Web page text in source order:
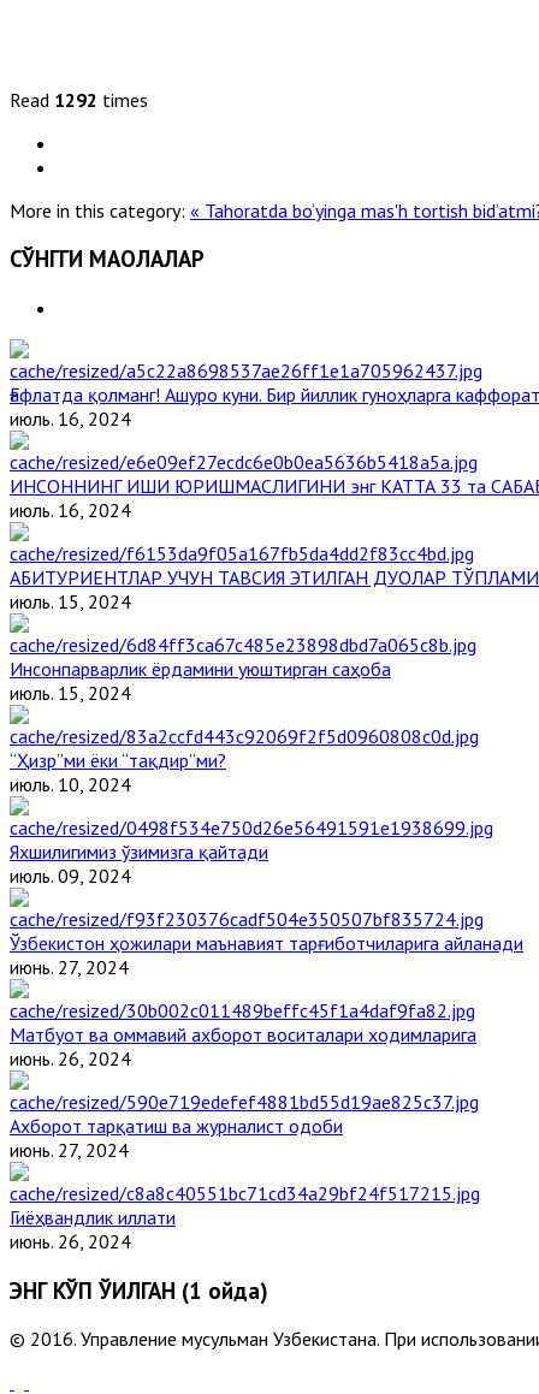
Read 1292 times
More in this category: « Tahoratda bo‘yinga mas'h tortish
СЎНГГИ МАҚОЛАЛАР
Ғафлатда қолманг! Ашуро куни. Бир йиллик гуноҳларга
июль. 16, 2024
ИНСОННИНГ ИШИ ЮРИШМАСЛИГИНИ энг КАТТА 33 та
июль. 16, 2024
АБИТУРИЕНТЛАР УЧУН ТАВСИЯ ЭТИЛГАН ДУОЛАР ТЎПЛАМИ
июль. 15, 2024
Инсонпарварлик ёрдамини уюштирган саҳоба
июль. 15, 2024
“Ҳизр”ми ёки “тақдир”ми?
июль. 10, 2024
Яхшилигимиз ўзимизга қайтади
июль. 09, 2024
Ўзбекистон ҳожилари маънавият тарғиботчиларига айланади
июнь. 27, 2024
Матбуот ва оммавий ахборот воситалари ходимларига
июнь. 26, 2024
Ахборот тарқатиш ва журналист одоби
июнь. 27, 2024
Гиёҳвандлик иллати
июнь. 26, 2024
ЭНГ КЎП ЎҚИЛГАН (1 ойда)
© 2016. Управление мусульман Узбекистана. При